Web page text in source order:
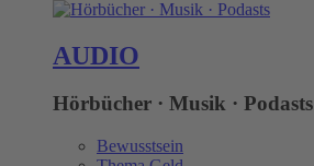
AUDIO
Hörbücher · Musik · Podasts
Bewusstsein